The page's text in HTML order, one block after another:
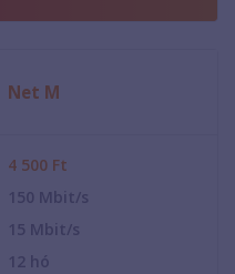
Net M
4 500 Ft
150 Mbit/s
15 Mbit/s
12 hó